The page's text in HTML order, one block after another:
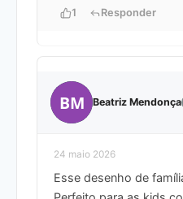
1 Responder
BM Beatriz Mendonça
24 maio 2026
Esse desenho de